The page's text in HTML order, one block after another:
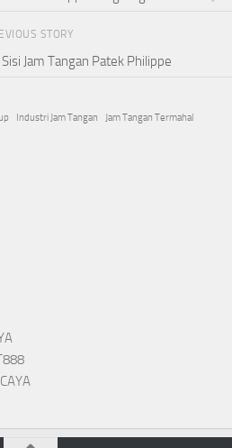
STORY
Jam Tangan Patek Philippe
Industri Jam Tangan
Jam Tangan Termahal